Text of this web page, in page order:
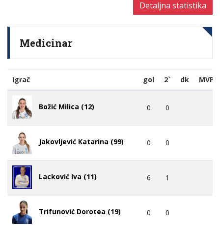
Detaljna statistika
Medicinar
Igrač gol 2` dk MVP
Božić Milica (12) 0 0
Jakovljević Katarina (99) 0 0
Lacković Iva (11) 6 1
Trifunović Dorotea (19) 0 0